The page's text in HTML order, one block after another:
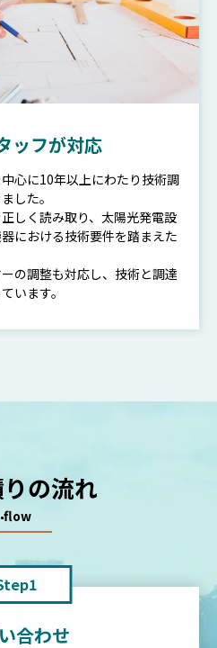
ッフが対応
心に10年以上にわたり技術調
した。
しく読み取り、太陽光発電設
における技術要件を踏まえた
の調整も対応し、技術と調達
います。
の流れ
flow
合わせ